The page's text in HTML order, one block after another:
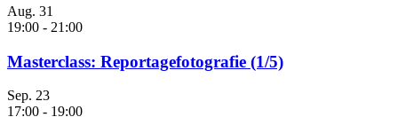
Aug. 31
19:00 - 21:00
Masterclass: Reportagefotografie (1/5)
Sep. 23
17:00 - 19:00